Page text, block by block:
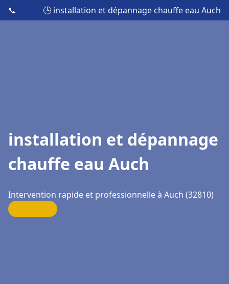
📞 🕒 installation et dépannage chauffe eau Auch
installation et dépannage
chauffe eau Auch
Intervention rapide et professionnelle à Auch (32810)